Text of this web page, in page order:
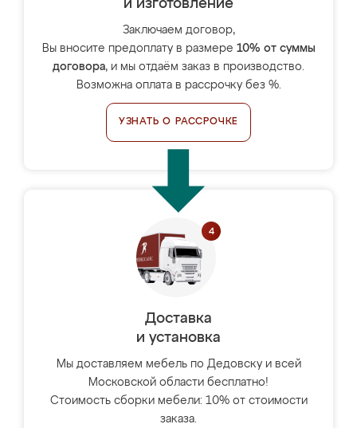
и изготовление
Заключаем договор,
Вы вносите предоплату в размере 10% от суммы
договора, и мы отдаём заказ в производство.
Возможна оплата в рассрочку без %.
УЗНАТЬ О РАССРОЧКЕ
Доставка
и установка
Мы доставляем мебель по Дедовску и всей
Московской области бесплатно!
Стоимость сборки мебели: 10% от стоимости
заказа.